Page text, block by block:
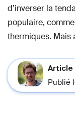
d’inverser la
populaire,
thermiques. Mais
Article
Publié